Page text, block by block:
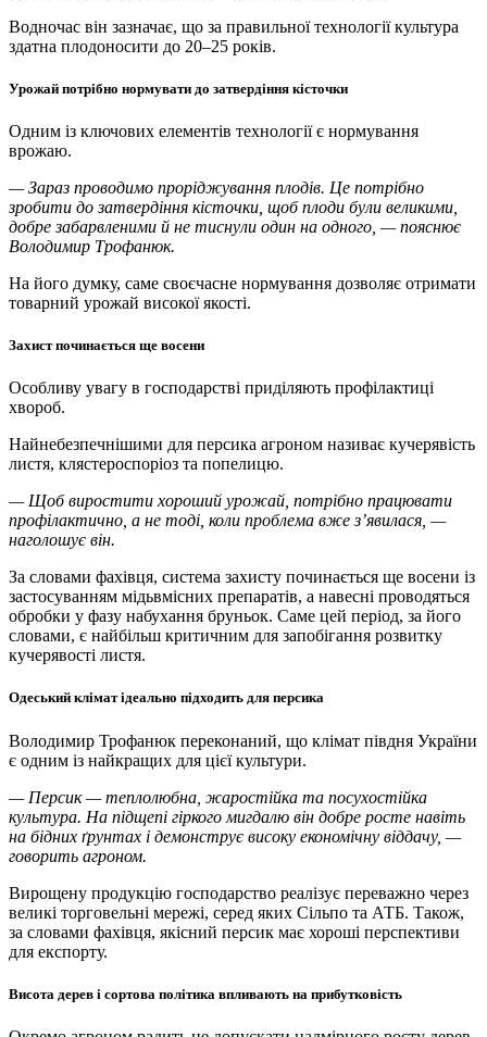
Водночас він зазначає, що за правильної технології культура
здатна плодоносити до 20–25 років.
Урожай потрібно нормувати до затвердіння кісточки
Одним із ключових елементів технології є нормування
врожаю.
— Зараз проводимо проріджування плодів. Це потрібно
зробити до затвердіння кісточки, щоб плоди були великими,
добре забарвленими й не тиснули один на одного, — пояснює
Володимир Трофанюк.
На його думку, саме своєчасне нормування дозволяє отримати
товарний урожай високої якості.
Захист починається ще восени
Особливу увагу в господарстві приділяють профілактиці
хвороб.
Найнебезпечнішими для персика агроном називає кучерявість
листя, клястероспоріоз та попелицю.
— Щоб виростити хороший урожай, потрібно працювати
профілактично, а не тоді, коли проблема вже з’явилася, —
наголошує він.
За словами фахівця, система захисту починається ще восени із
застосуванням мідьвмісних препаратів, а навесні проводяться
обробки у фазу набухання бруньок. Саме цей період, за його
словами, є найбільш критичним для запобігання розвитку
кучерявості листя.
Одеський клімат ідеально підходить для персика
Володимир Трофанюк переконаний, що клімат півдня України
є одним із найкращих для цієї культури.
— Персик — теплолюбна, жаростійка та посухостійка
культура. На підщепі гіркого мигдалю він добре росте навіть
на бідних ґрунтах і демонструє високу економічну віддачу, —
говорить агроном.
Вирощену продукцію господарство реалізує переважно через
великі торговельні мережі, серед яких Сільпо та АТБ. Також,
за словами фахівця, якісний персик має хороші перспективи
для експорту.
Висота дерев і сортова політика впливають на прибутковість